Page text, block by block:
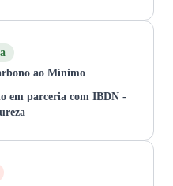
ao Mínimo
em parceria com IBDN -